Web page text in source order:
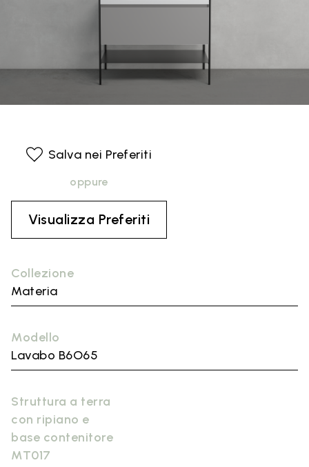
Collezione
Materia
Modello
Lavabo B6O65
Struttura a terra
con ripiano e
base contenitore
MT017
Salva nei Preferiti
oppure
Visualizza Preferiti